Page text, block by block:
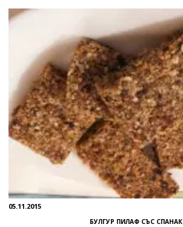
05.11.2015
БУЛГУР ПИЛАФ СЪС СПАНАК